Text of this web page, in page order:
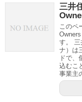
三井
このペ
す。 三
ナ）は
ドで、
込むこ
事業主